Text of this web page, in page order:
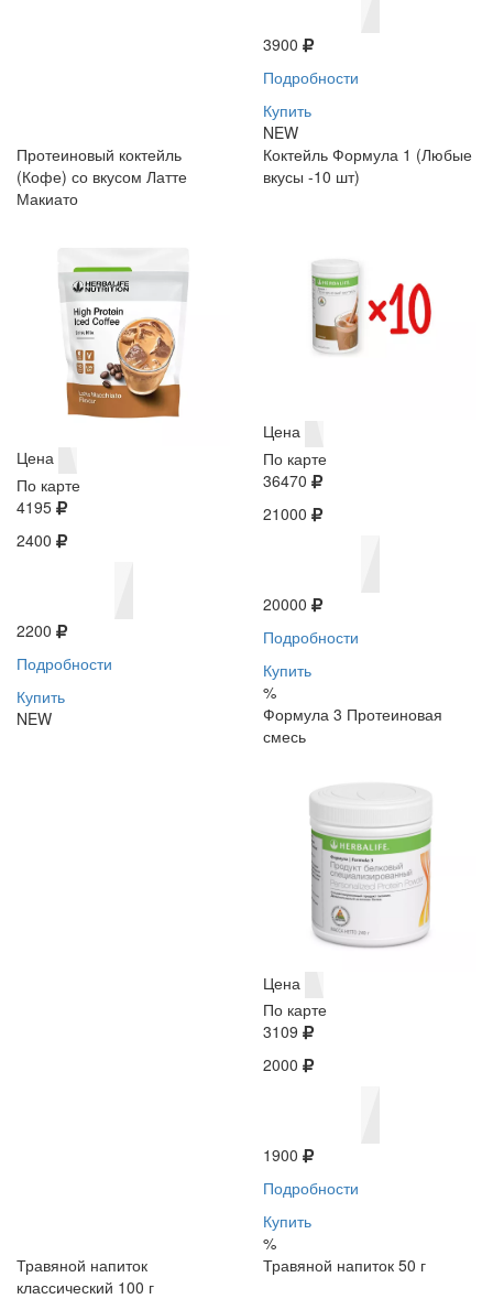
3900
Подробности
Купить
NEW
Протеиновый коктейль
(Кофе) со вкусом Латте
Макиато
Цена
По карте
4195
2400
2200
Подробности
Купить
NEW
Коктейль Формула 1 (Любые
вкусы -10 шт)
Цена
По карте
36470
21000
20000
Подробности
Купить
%
Формула 3 Протеиновая
смесь
Цена
По карте
3109
2000
1900
Подробности
Купить
%
Травяной напиток
классический 100 г
Травяной напиток 50 г